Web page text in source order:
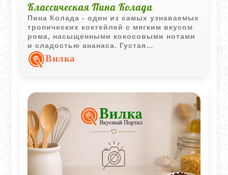
Классическая Пина Колада
Пина Колада - один из самых узнаваемых
тропических коктейлей с мягким вкусом
рома, насыщенными кокосовыми нотами
и сладостью ананаса. Густая
охлаждённая текстура делает напиток
особенно освежающим и атмосферным.
Вилка